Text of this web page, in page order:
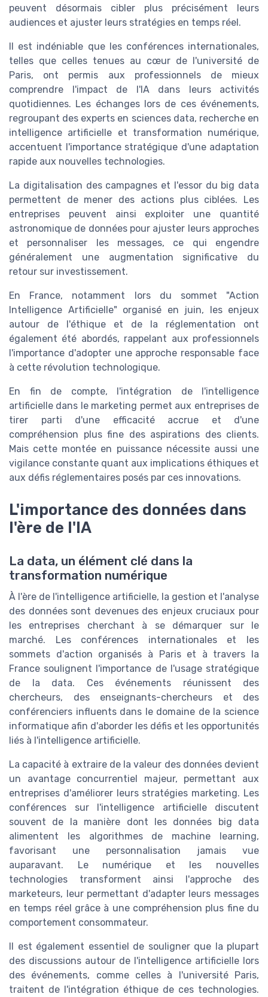
peuvent désormais cibler plus précisément leurs
audiences et ajuster leurs stratégies en temps réel.
Il est indéniable que les conférences internationales,
telles que celles tenues au cœur de l'université de
Paris, ont permis aux professionnels de mieux
comprendre l'impact de l'IA dans leurs activités
quotidiennes. Les échanges lors de ces événements,
regroupant des experts en sciences data, recherche en
intelligence artificielle et transformation numérique,
accentuent l'importance stratégique d'une adaptation
rapide aux nouvelles technologies.
La digitalisation des campagnes et l'essor du big data
permettent de mener des actions plus ciblées. Les
entreprises peuvent ainsi exploiter une quantité
astronomique de données pour ajuster leurs approches
et personnaliser les messages, ce qui engendre
généralement une augmentation significative du
retour sur investissement.
En France, notamment lors du sommet "Action
Intelligence Artificielle" organisé en juin, les enjeux
autour de l'éthique et de la réglementation ont
également été abordés, rappelant aux professionnels
l'importance d'adopter une approche responsable face
à cette révolution technologique.
En fin de compte, l'intégration de l'intelligence
artificielle dans le marketing permet aux entreprises de
tirer parti d'une efficacité accrue et d'une
compréhension plus fine des aspirations des clients.
Mais cette montée en puissance nécessite aussi une
vigilance constante quant aux implications éthiques et
aux défis réglementaires posés par ces innovations.
L'importance des données dans
l'ère de l'IA
La data, un élément clé dans la
transformation numérique
À l'ère de l'intelligence artificielle, la gestion et l'analyse
des données sont devenues des enjeux cruciaux pour
les entreprises cherchant à se démarquer sur le
marché. Les conférences internationales et les
sommets d'action organisés à Paris et à travers la
France soulignent l'importance de l'usage stratégique
de la data. Ces événements réunissent des
chercheurs, des enseignants-chercheurs et des
conférenciers influents dans le domaine de la science
informatique afin d'aborder les défis et les opportunités
liés à l'intelligence artificielle.
La capacité à extraire de la valeur des données devient
un avantage concurrentiel majeur, permettant aux
entreprises d'améliorer leurs stratégies marketing. Les
conférences sur l'intelligence artificielle discutent
souvent de la manière dont les données big data
alimentent les algorithmes de machine learning,
favorisant une personnalisation jamais vue
auparavant. Le numérique et les nouvelles
technologies transforment ainsi l'approche des
marketeurs, leur permettant d'adapter leurs messages
en temps réel grâce à une compréhension plus fine du
comportement consommateur.
Il est également essentiel de souligner que la plupart
des discussions autour de l'intelligence artificielle lors
des événements, comme celles à l'université Paris,
traitent de l'intégration éthique de ces technologies.